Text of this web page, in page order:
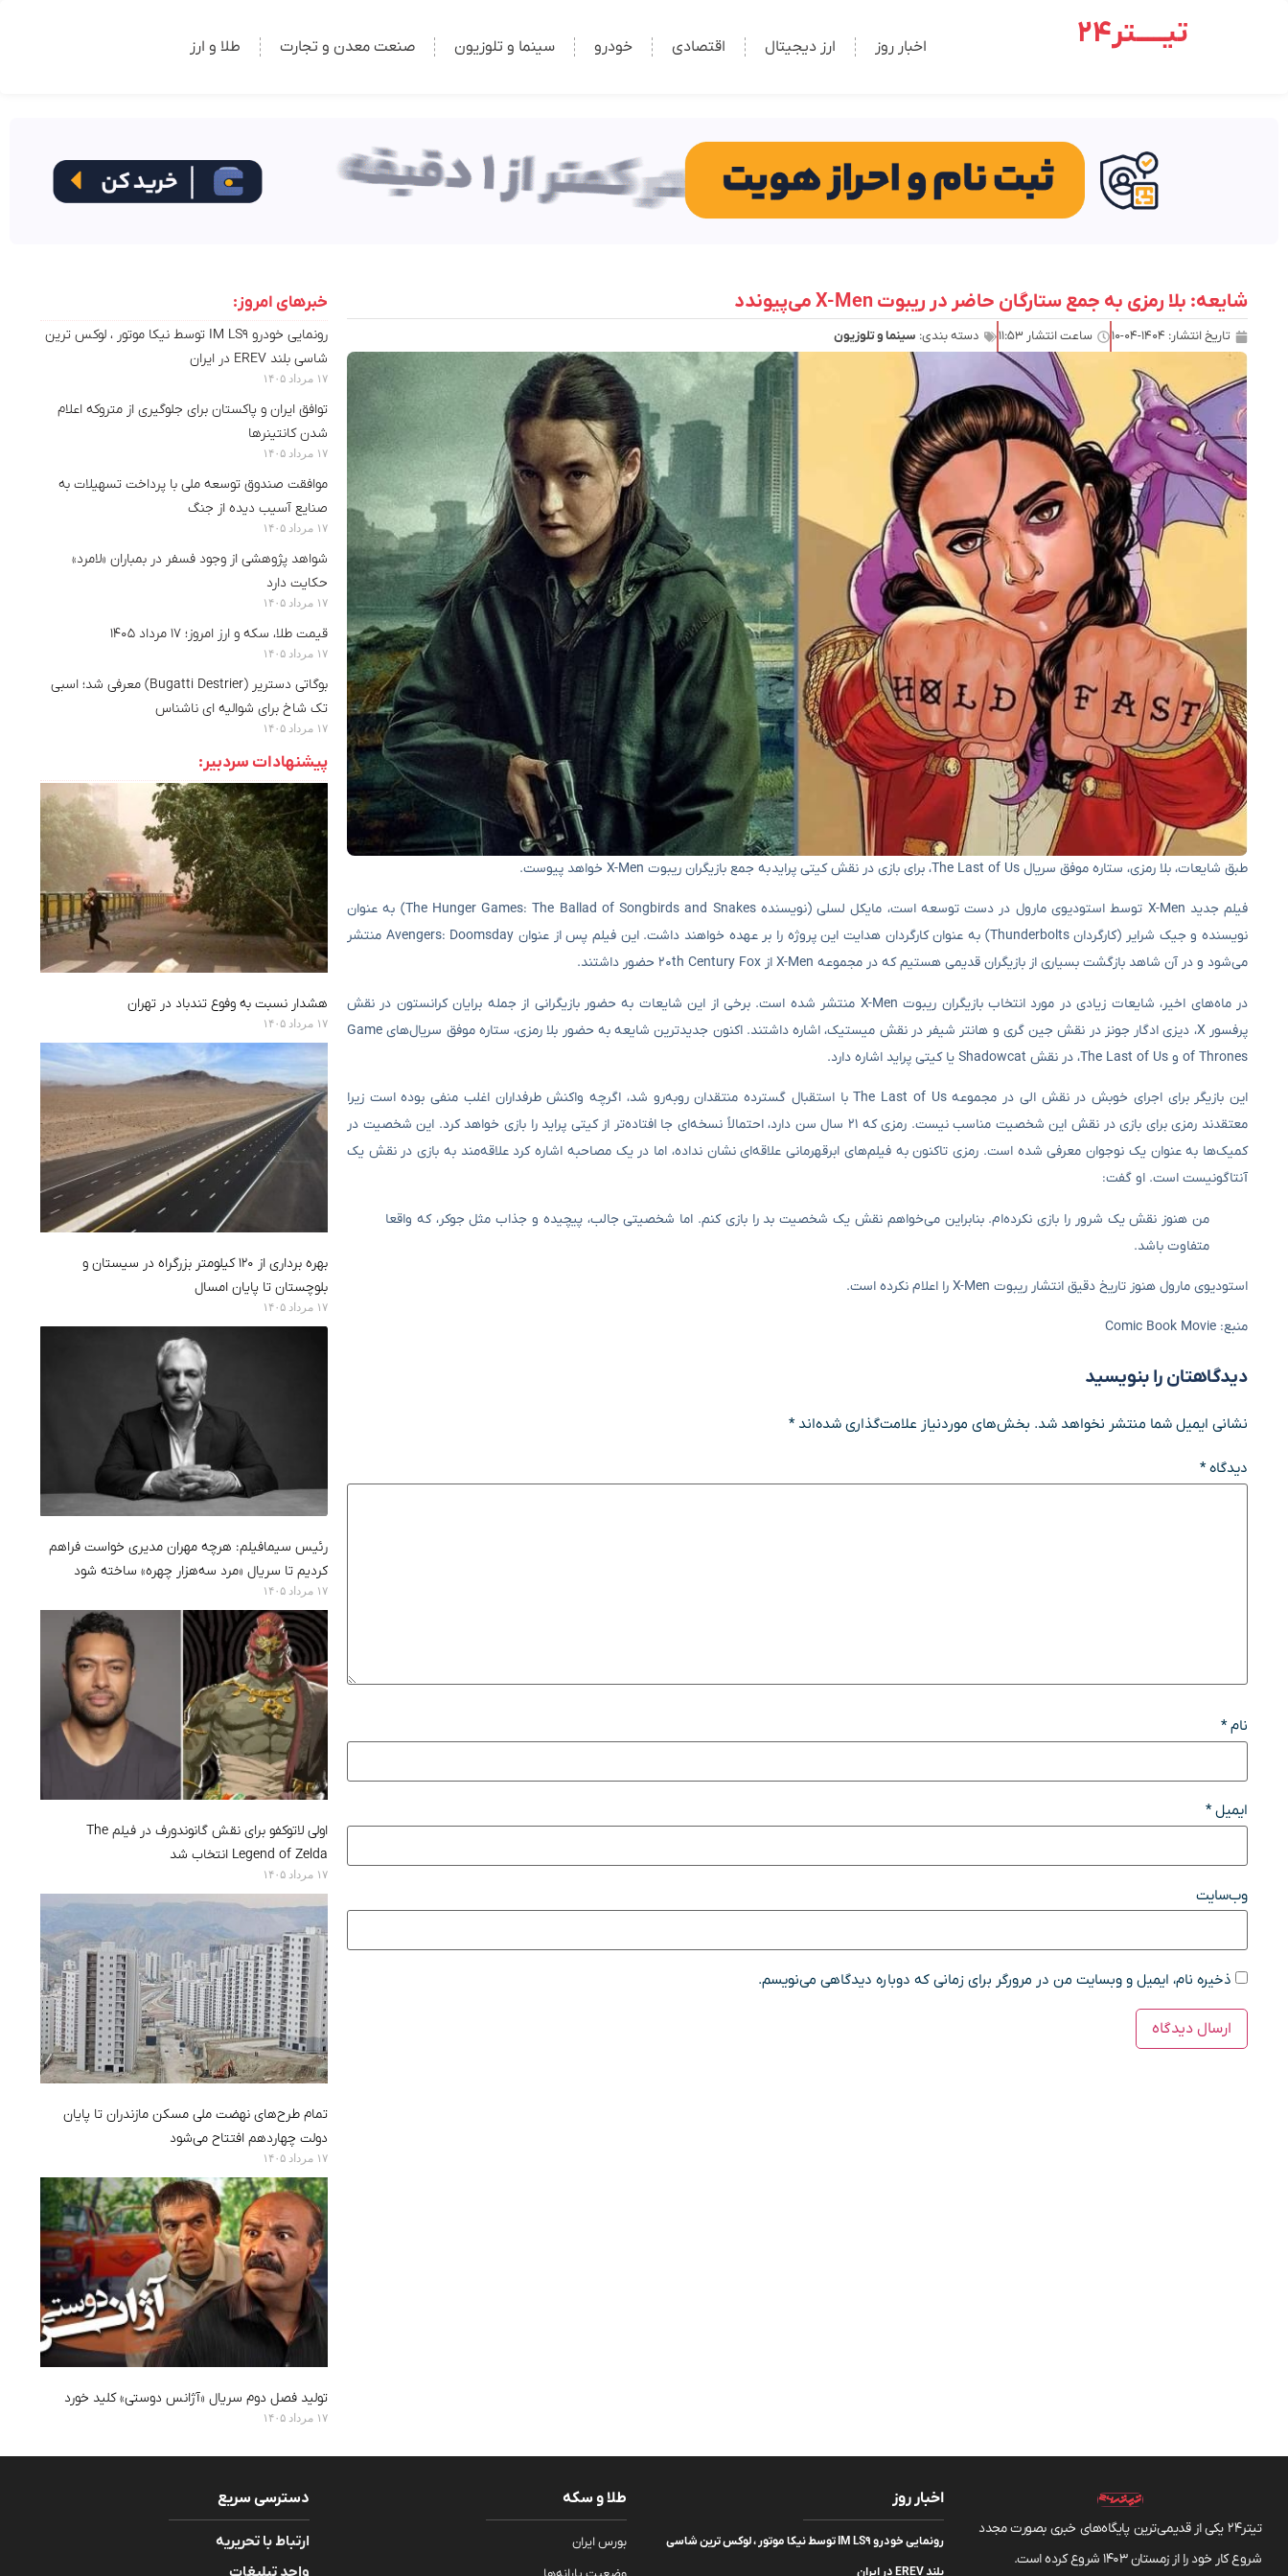
تیـــــتر24 اخبار روز ارز دیجیتال اقتصادی خودرو سینما و تلوزیون صنعت معدن و تجارت طلا و ارز
شایعه: بلا رمزی به جمع ستارگان حاضر در ریبوت X-Men می‌پیوندد
تاریخ انتشار: ۱۴۰۴-۰۴-۱۰ ساعت انتشار ۱۱:۵۳ دسته بندی: سینما و تلوزیون
طبق شایعات، بلا رمزی، ستاره‌ موفق سریال The Last of Us، برای بازی در نقش کیتی پراید به جمع بازیگران ریبوت X-Men خواهد پیوست.
فیلم جدید X-Men توسط استودیوی مارول در دست توسعه است، مایکل لسلی (نویسنده The Hunger Games: The Ballad of Songbirds and Snakes) به عنوان
نویسنده و جیک شرایر (کارگردان Thunderbolts) به عنوان کارگردان هدایت این پروژه را بر عهده خواهند داشت. این فیلم پس از عنوان Avengers: Doomsday منتشر
می‌شود و در آن شاهد بازگشت بسیاری از بازیگران قدیمی هستیم که در مجموعه X-Men از ۲۰th Century Fox حضور داشتند.
در ماه‌های اخیر، شایعات زیادی در مورد انتخاب بازیگران ریبوت X-Men منتشر شده است. برخی از این شایعات به حضور بازیگرانی از جمله برایان کرانستون در نقش
پرفسور X، دیزی ادگار جونز در نقش جین گری و هانتر شیفر در نقش میستیک، اشاره داشتند. اکنون جدیدترین شایعه به حضور بلا رمزی، ستاره‌ موفق سریال‌های Game
of Thrones و The Last of Us، در نقش Shadowcat یا کیتی پراید اشاره دارد.
این بازیگر برای اجرای خوبش در نقش الی در مجموعه The Last of Us با استقبال گسترده‌ منتقدان روبه‌رو شد، اگرچه واکنش طرفداران اغلب منفی بوده است زیرا
معتقدند رمزی برای بازی در نقش این شخصیت مناسب نیست. رمزی که ۲۱ سال سن دارد، احتمالاً نسخه‌ای جا افتاده‌تر از کیتی پراید را بازی خواهد کرد. این شخصیت در
کمیک‌ها به عنوان یک نوجوان معرفی شده است. رمزی تاکنون به فیلم‌های ابرقهرمانی علاقه‌ای نشان نداده، اما در یک مصاحبه اشاره کرد علاقه‌مند به بازی در نقش یک
آنتاگونیست است. او گفت:
من هنوز نقش یک شرور را بازی نکرده‌ام. بنابراین می‌خواهم نقش یک شخصیت بد را بازی کنم. اما شخصیتی جالب، پیچیده و جذاب مثل جوکر، که واقعا
متفاوت باشد.
استودیوی مارول هنوز تاریخ دقیق انتشار ریبوت X-Men را اعلام نکرده است.
منبع: Comic Book Movie
دیدگاهتان را بنویسید
نشانی ایمیل شما منتشر نخواهد شد. بخش‌های موردنیاز علامت‌گذاری شده‌اند*
دیدگاه*
نام*
ایمیل*
وب‌سایت
ذخیره نام، ایمیل و وبسایت من در مرورگر برای زمانی که دوباره دیدگاهی می‌نویسم.
خبرهای امروز:
رونمایی خودرو IM LS9 توسط نیکا موتور ، لوکس ترین
شاسی بلند EREV در ایران
۱۷ مرداد ۱۴۰۵
توافق ایران و پاکستان برای جلوگیری از متروکه اعلام
شدن کانتینرها
۱۷ مرداد ۱۴۰۵
موافقت صندوق توسعه ملی با پرداخت تسهیلات به
صنایع آسیب دیده از جنگ
۱۷ مرداد ۱۴۰۵
شواهد پژوهشی از وجود فسفر در بمباران «لامرد»
حکایت دارد
۱۷ مرداد ۱۴۰۵
قیمت طلا، سکه و ارز امروز؛ ۱۷ مرداد ۱۴۰۵
۱۷ مرداد ۱۴۰۵
بوگاتی دستریر (Bugatti Destrier) معرفی شد؛ اسبی
تک شاخ برای شوالیه ای ناشناس
۱۷ مرداد ۱۴۰۵
پیشنهادات سردبیر:
هشدار نسبت به وفوع تندباد در تهران
۱۷ مرداد ۱۴۰۵
بهره برداری از ۱۲۰ کیلومتر بزرگراه در سیستان و
بلوچستان تا پایان امسال
۱۷ مرداد ۱۴۰۵
رئیس سیمافیلم: هرچه مهران مدیری خواست فراهم
کردیم تا سریال «مرد سه‌هزار چهره» ساخته شود
۱۷ مرداد ۱۴۰۵
اولی لاتوکفو برای نقش گانوندورف در فیلم The
Legend of Zelda انتخاب شد
۱۷ مرداد ۱۴۰۵
تمام طرح‌های نهضت ملی مسکن مازندران تا پایان
دولت چهاردهم افتتاح می‌شود
۱۷ مرداد ۱۴۰۵
تولید فصل دوم سریال «آژانس دوستی» کلید خورد
۱۷ مرداد ۱۴۰۵
تیتر24 یکی از قدیمی‌ترین پایگاه‌های خبری بصورت مجدد
شروع کار خود را از زمستان 1403 شروع کرده است.
اخبار روز
رونمایی خودرو IM LS9 توسط نیکا موتور ، لوکس ترین شاسی
بلند EREV در ایران
طلا و سکه
بورس ایران
دسترسی سریع
ارتباط با تحریریه